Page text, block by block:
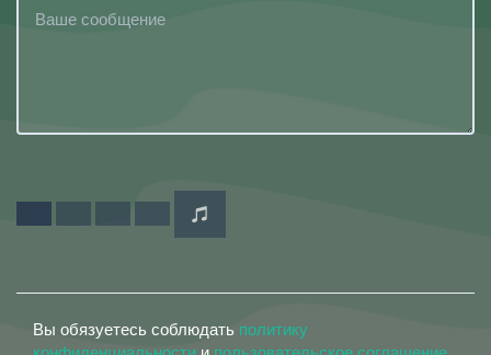
Вы обязуетесь соблюдать политику